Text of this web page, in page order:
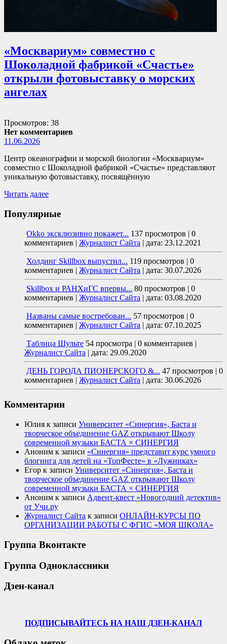
«Москвариум» совместно с
Шоколадной фабрикой «Счастье»
открыли фотовыставку о морских
ангелах
Просмотров: 38
Нет комментариев
11.06.2026
Центр океанографии и морской биологии «Москвариум»
совместно с Шоколадной фабрикой «Счастье» представляют
уникальную фотовыставку, посвящённую
Читать далее
Популярные
Okko эксклюзивно покажет... 137 просмотров | 0
комментариев | Журналист Сайта | дата: 23.12.2021
Холдинг Skillbox выпустил... 119 просмотров | 0
комментариев | Журналист Сайта | дата: 30.07.2026
Skillbox и РАНХиГС впервы... 80 просмотров | 0
комментариев | Журналист Сайта | дата: 03.08.2020
Названы самые востребован... 57 просмотров | 0
комментариев | Журналист Сайта | дата: 07.10.2025
Таблица Шульте 54 просмотра | 0 комментариев |
Журналист Сайта | дата: 29.09.2020
ДЕНЬ ГОРОДА ПИОНЕРСКОГО &... 47 просмотров | 0
комментариев | Журналист Сайта | дата: 30.06.2026
Комментарии
Юлия к записи Университет «Синергия», Баста и
творческое объединение GAZ открывают Школу
современной музыки БАСТА × СИНЕРГИЯ
Аноним к записи «Синергия» представит курс умного
блогинга для детей на «ТопФесте» в «Лужниках»
Егор к записи Университет «Синергия», Баста и
творческое объединение GAZ открывают Школу
современной музыки БАСТА × СИНЕРГИЯ
Аноним к записи Адвент-квест «Новогодний детектив»
от Учи.ру
Журналист Сайта к записи ОНЛАЙН-КУРСЫ ПО
ОРГАНИЗАЦИИ РАБОТЫ С ФГИС «МОЯ ШКОЛА»
Группа Вконтакте
Группа Одноклассники
Дзен-канал
ПОДПИСЫВАЙТЕСЬ НА НАШ ДЗЕН-КАНАЛ